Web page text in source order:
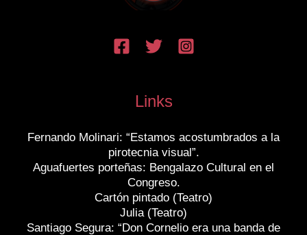
Links
Fernando Molinari: “Estamos acostumbrados a la
pirotecnia visual”.
Aguafuertes porteñas: Bengalazo Cultural en el
Congreso.
Cartón pintado (Teatro)
Julia (Teatro)
Santiago Segura: “Don Cornelio era una banda de